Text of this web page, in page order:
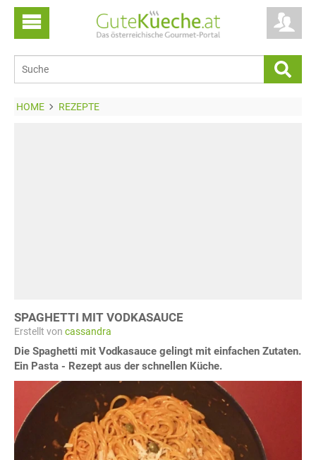
HOME REZEPTE
SPAGHETTI MIT VODKASAUCE
Erstellt von cassandra
Die Spaghetti mit Vodkasauce gelingt mit einfachen Zutaten.
Ein Pasta - Rezept aus der schnellen Küche.